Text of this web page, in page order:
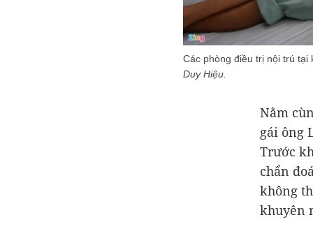
Các phòng điều trị nội trú tại
Duy Hiệu.
Nằm
gái ông
Trước
chẩn
không
khuyên